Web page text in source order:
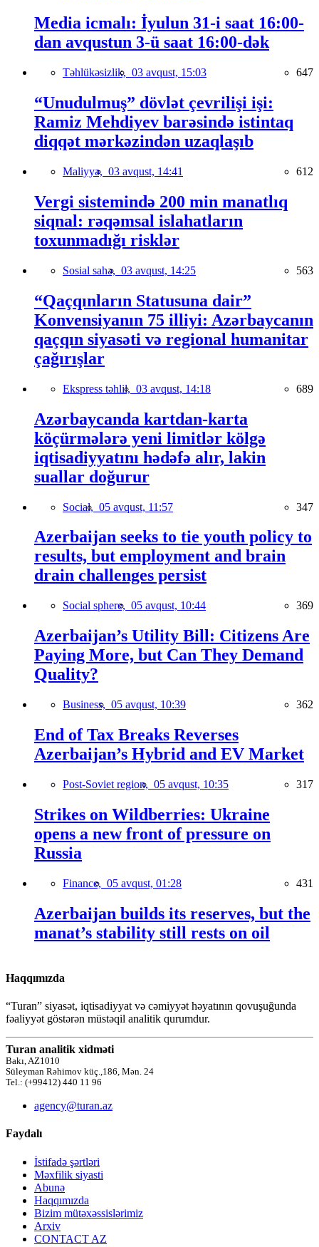
Media icmalı: İyulun 31-i saat 16:00-
dan avqustun 3-ü saat 16:00-dək
Təhlükəsizlik, 03 avqust, 15:03 647
“Unudulmuş” dövlət çevrilişi işi:
Ramiz Mehdiyev barəsində istintaq
diqqət mərkəzindən uzaqlaşıb
Maliyyə, 03 avqust, 14:41 612
Vergi sistemində 200 min manatlıq
siqnal: rəqəmsal islahatların
toxunmadığı risklər
Sosial sahə, 03 avqust, 14:25 563
“Qaçqınların Statusuna dair”
Konvensiyanın 75 illiyi: Azərbaycanın
qaçqın siyasəti və regional humanitar
çağırışlar
Ekspress təhlil, 03 avqust, 14:18 689
Azərbaycanda kartdan-karta
köçürmələrə yeni limitlər kölgə
iqtisadiyyatını hədəfə alır, lakin
suallar doğurur
Social, 05 avqust, 11:57 347
Azerbaijan seeks to tie youth policy to
results, but employment and brain
drain challenges persist
Social sphere, 05 avqust, 10:44 369
Azerbaijan’s Utility Bill: Citizens Are
Paying More, but Can They Demand
Quality?
Business, 05 avqust, 10:39 362
End of Tax Breaks Reverses
Azerbaijan’s Hybrid and EV Market
Post-Soviet region, 05 avqust, 10:35 317
Strikes on Wildberries: Ukraine
opens a new front of pressure on
Russia
Finance, 05 avqust, 01:28 431
Azerbaijan builds its reserves, but the
manat’s stability still rests on oil
Haqqımızda
“Turan” siyasət, iqtisadiyyat və cəmiyyət həyatının qovuşuğunda
fəaliyyət göstərən müstəqil analitik qurumdur.
Turan analitik xidməti
Bakı, AZ1010
Süleyman Rəhimov küç.,186, Mən. 24
Tel.: (+99412) 440 11 96
agency@turan.az
Faydalı
İstifadə şərtləri
Məxfilik siyasti
Abunə
Haqqımızda
Bizim mütəxəssislərimiz
Arxiv
CONTACT AZ